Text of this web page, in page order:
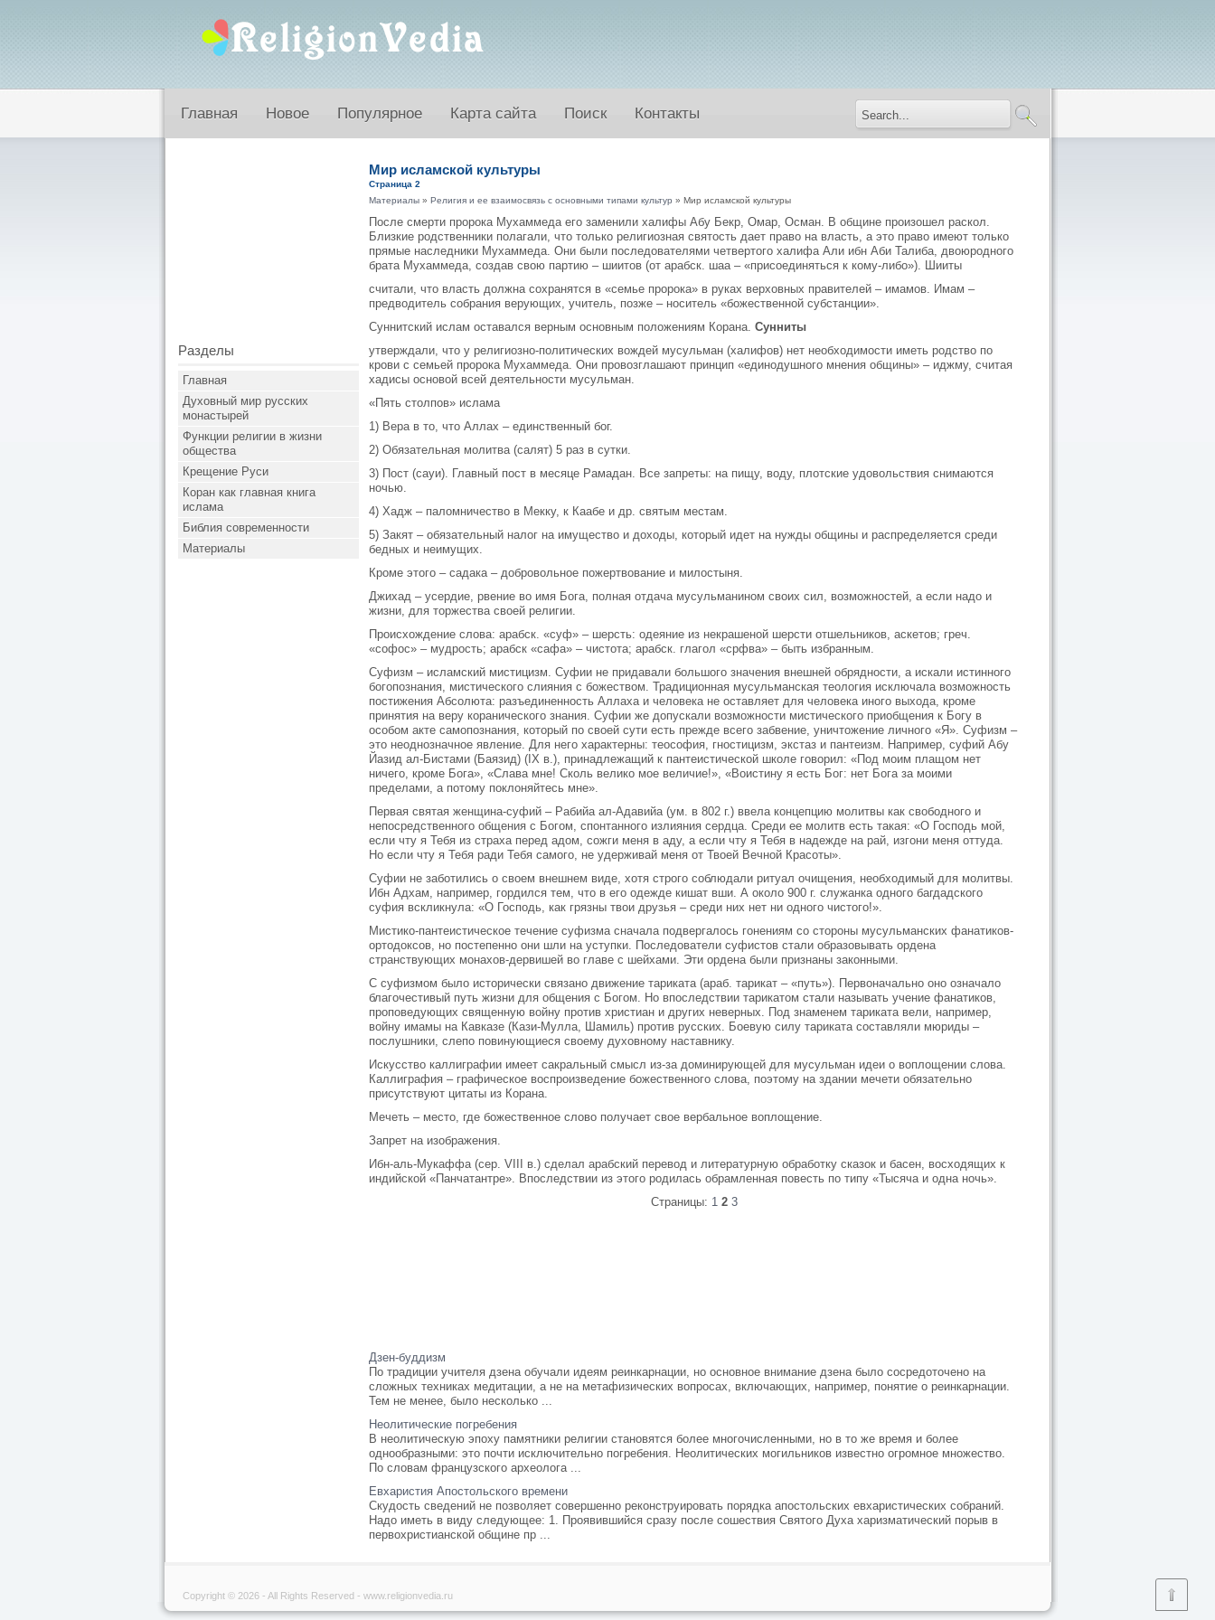
Главная Новое Популярное Карта сайта Поиск Контакты
Разделы
Главная
Духовный мир русских
монастырей
Функции религии в жизни
общества
Крещение Руси
Коран как главная книга
ислама
Библия современности
Материалы
Мир исламской культуры
Страница 2
Материалы » Религия и ее взаимосвязь с основными типами культур » Мир исламской культуры
После смерти пророка Мухаммеда его заменили халифы Абу Бекр, Омар, Осман. В общине произошел раскол.
Близкие родственники полагали, что только религиозная святость дает право на власть, а это право имеют только
прямые наследники Мухаммеда. Они были последователями четвертого халифа Али ибн Аби Талиба, двоюродного
брата Мухаммеда, создав свою партию – шиитов (от арабск. шаа – «присоединяться к кому-либо»). Шииты
считали, что власть должна сохранятся в «семье пророка» в руках верховных правителей – имамов. Имам –
предводитель собрания верующих, учитель, позже – носитель «божественной субстанции».
Суннитский ислам оставался верным основным положениям Корана. Сунниты
утверждали, что у религиозно-политических вождей мусульман (халифов) нет необходимости иметь родство по
крови с семьей пророка Мухаммеда. Они провозглашают принцип «единодушного мнения общины» – иджму, считая
хадисы основой всей деятельности мусульман.
«Пять столпов» ислама
1) Вера в то, что Аллах – единственный бог.
2) Обязательная молитва (салят) 5 раз в сутки.
3) Пост (сауи). Главный пост в месяце Рамадан. Все запреты: на пищу, воду, плотские удовольствия снимаются
ночью.
4) Хадж – паломничество в Мекку, к Каабе и др. святым местам.
5) Закят – обязательный налог на имущество и доходы, который идет на нужды общины и распределяется среди
бедных и неимущих.
Кроме этого – садака – добровольное пожертвование и милостыня.
Джихад – усердие, рвение во имя Бога, полная отдача мусульманином своих сил, возможностей, а если надо и
жизни, для торжества своей религии.
Происхождение слова: арабск. «суф» – шерсть: одеяние из некрашеной шерсти отшельников, аскетов; греч.
«софос» – мудрость; арабск «сафа» – чистота; арабск. глагол «срфва» – быть избранным.
Суфизм – исламский мистицизм. Суфии не придавали большого значения внешней обрядности, а искали истинного
богопознания, мистического слияния с божеством. Традиционная мусульманская теология исключала возможность
постижения Абсолюта: разъединенность Аллаха и человека не оставляет для человека иного выхода, кроме
принятия на веру коранического знания. Суфии же допускали возможности мистического приобщения к Богу в
особом акте самопознания, который по своей сути есть прежде всего забвение, уничтожение личного «Я». Суфизм –
это неоднозначное явление. Для него характерны: теософия, гностицизм, экстаз и пантеизм. Например, суфий Абу
Йазид ал-Бистами (Баязид) (IX в.), принадлежащий к пантеистической школе говорил: «Под моим плащом нет
ничего, кроме Бога», «Слава мне! Сколь велико мое величие!», «Воистину я есть Бог: нет Бога за моими
пределами, а потому поклоняйтесь мне».
Первая святая женщина-суфий – Рабийа ал-Адавийа (ум. в 802 г.) ввела концепцию молитвы как свободного и
непосредственного общения с Богом, спонтанного излияния сердца. Среди ее молитв есть такая: «О Господь мой,
если чту я Тебя из страха перед адом, сожги меня в аду, а если чту я Тебя в надежде на рай, изгони меня оттуда.
Но если чту я Тебя ради Тебя самого, не удерживай меня от Твоей Вечной Красоты».
Суфии не заботились о своем внешнем виде, хотя строго соблюдали ритуал очищения, необходимый для молитвы.
Ибн Адхам, например, гордился тем, что в его одежде кишат вши. А около 900 г. служанка одного багдадского
суфия вскликнула: «О Господь, как грязны твои друзья – среди них нет ни одного чистого!».
Мистико-пантеистическое течение суфизма сначала подвергалось гонениям со стороны мусульманских фанатиков-
ортодоксов, но постепенно они шли на уступки. Последователи суфистов стали образовывать ордена
странствующих монахов-дервишей во главе с шейхами. Эти ордена были признаны законными.
С суфизмом было исторически связано движение тариката (араб. тарикат – «путь»). Первоначально оно означало
благочестивый путь жизни для общения с Богом. Но впоследствии тарикатом стали называть учение фанатиков,
проповедующих священную войну против христиан и других неверных. Под знаменем тариката вели, например,
войну имамы на Кавказе (Кази-Мулла, Шамиль) против русских. Боевую силу тариката составляли мюриды –
послушники, слепо повинующиеся своему духовному наставнику.
Искусство каллиграфии имеет сакральный смысл из-за доминирующей для мусульман идеи о воплощении слова.
Каллиграфия – графическое воспроизведение божественного слова, поэтому на здании мечети обязательно
присутствуют цитаты из Корана.
Мечеть – место, где божественное слово получает свое вербальное воплощение.
Запрет на изображения.
Ибн-аль-Мукаффа (сер. VIII в.) сделал арабский перевод и литературную обработку сказок и басен, восходящих к
индийской «Панчатантре». Впоследствии из этого родилась обрамленная повесть по типу «Тысяча и одна ночь».
Страницы: 1 2 3
Дзен-буддизм
По традиции учителя дзена обучали идеям реинкарнации, но основное внимание дзена было сосредоточено на
сложных техниках медитации, а не на метафизических вопросах, включающих, например, понятие о реинкарнации.
Тем не менее, было несколько ...
Неолитические погребения
В неолитическую эпоху памятники религии становятся более многочисленными, но в то же время и более
однообразными: это почти исключительно погребения. Неолитических могильников известно огромное множество.
По словам французского археолога ...
Евхаристия Апостольского времени
Скудость сведений не позволяет совершенно реконструировать порядка апостольских евхаристических собраний.
Надо иметь в виду следующее: 1. Проявившийся сразу после сошествия Святого Духа харизматический порыв в
первохристианской общине пр ...
Copyright © 2026 - All Rights Reserved - www.religionvedia.ru